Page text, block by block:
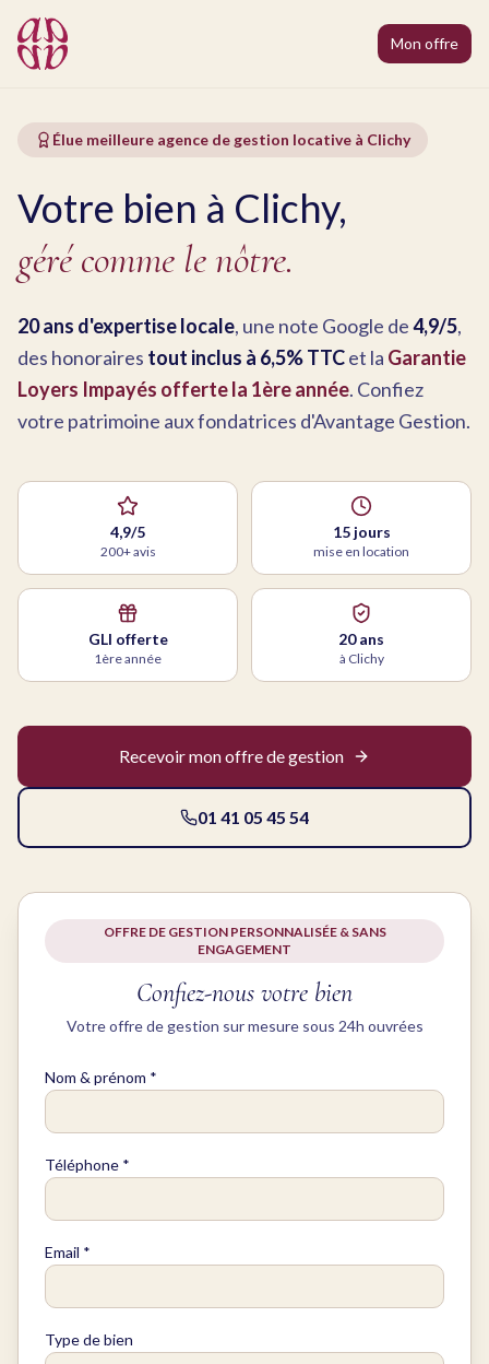
Mon offre
Élue meilleure agence de gestion locative à Clichy
Votre bien à Clichy,
géré comme le nôtre.
20 ans d'expertise locale, une note Google de4,9/5,
des honoraires tout inclus à 6,5% TTCet la Garantie
Loyers Impayés offerte la 1ère année. Confiez
votre patrimoine aux fondatrices d'Avantage Gestion.
4,9/5
200+ avis
15 jours
mise en location
GLI offerte
1ère année
20 ans
à Clichy
Recevoir mon offre de gestion
01 41 05 45 54
OFFRE DE GESTION PERSONNALISÉE & SANS
ENGAGEMENT
Confiez-nous votre bien
Votre offre de gestion sur mesure sous 24h ouvrées
Nom & prénom *
Téléphone *
Email *
Type de bien